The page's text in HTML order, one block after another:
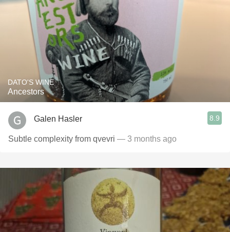
DATO'S WINE
Ancestors
Galen Hasler 8.9
Subtle complexity from qvevri — 3 months ago